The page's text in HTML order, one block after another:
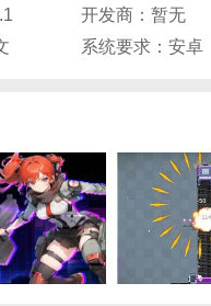
激惊险，玩家可以控制
战斗，展现高超的操作
机生成多个地图和敌人
让玩家每次都能体验到
空之门游戏优势
元素，每一局都是
敌人让游戏充满变数；
开发商：暂无
系统要求：安卓